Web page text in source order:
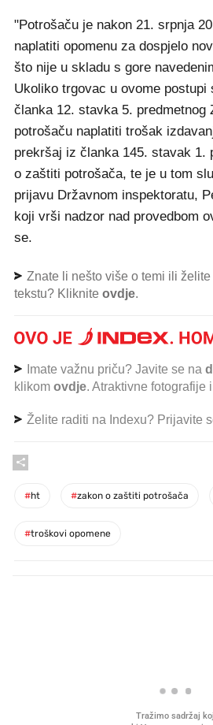
"Potrošaču je nakon 21. srpnja
naplatiti opomenu za dospjelo
što nije u skladu s gore
Ukoliko trgovac u ovome postupi
članka 12. stavka 5. predmetnog
potrošaču naplatiti trošak
prekršaj iz članka 145. stavak 1.
o zaštiti potrošača, te je u tom
prijavu Državnom inspektoratu,
koji vrši nadzor nad provedbom
se.
Znate li nešto više o temi ili
tekstu? Kliknite ovdje.
Imate važnu priču? Javite se na
klikom ovdje. Atraktivne fotografije
Želite raditi na Indexu? Prijavite
#ht #zakon o zaštiti potrošača
#troškovi opomene